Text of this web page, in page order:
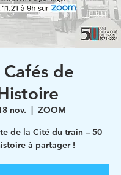
Cafés de
nov.
  |
ZOOM
de la Cité du train – 50
à partager !